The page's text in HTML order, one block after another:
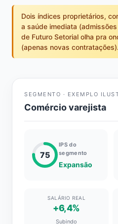
Dois índices proprietários,
a saúde imediata
de Futuro Setorial olha pra
(apenas novas contratações).
SEGMENTO · EXEMPLO
Comércio varejista
75
IPS do
segmento
Expansão
SALÁRIO REAL
+6,4%
Subindo